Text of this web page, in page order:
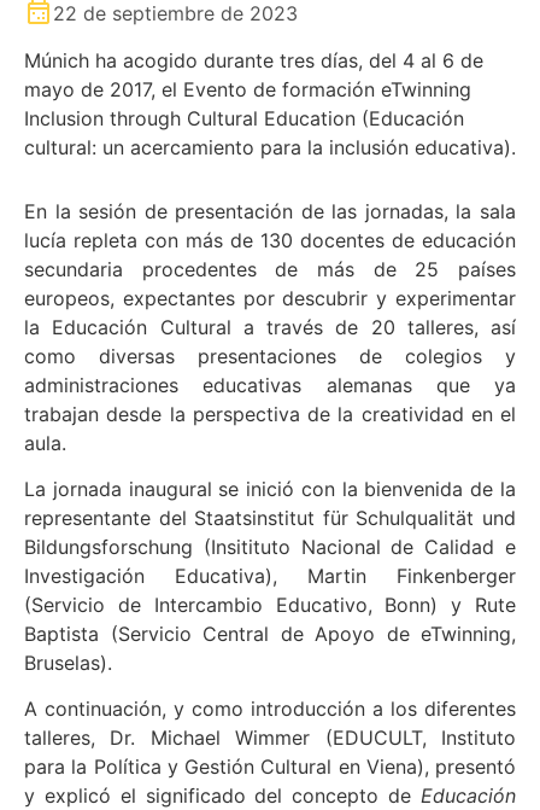
22 de septiembre de 2023
Múnich ha acogido durante tres días, del 4 al 6 de
mayo de 2017, el Evento de formación eTwinning
Inclusion through Cultural Education (Educación
cultural: un acercamiento para la inclusión educativa).
En la sesión de presentación de las jornadas, la sala
lucía repleta con más de 130 docentes de educación
secundaria procedentes de más de 25 países
europeos, expectantes por descubrir y experimentar
la Educación Cultural a través de 20 talleres, así
como diversas presentaciones de colegios y
administraciones educativas alemanas que ya
trabajan desde la perspectiva de la creatividad en el
aula.
La jornada inaugural se inició con la bienvenida de la
representante del Staatsinstitut für Schulqualität und
Bildungsforschung (Insitituto Nacional de Calidad e
Investigación Educativa), Martin Finkenberger
(Servicio de Intercambio Educativo, Bonn) y Rute
Baptista (Servicio Central de Apoyo de eTwinning,
Bruselas).
A continuación, y como introducción a los diferentes
talleres, Dr. Michael Wimmer (EDUCULT, Instituto
para la Política y Gestión Cultural en Viena), presentó
y explicó el significado del concepto de Educación